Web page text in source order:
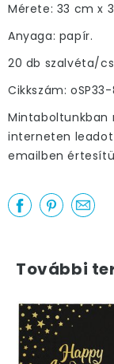
Mérete: 33 cm x
Anyaga: papír.
20 db szalvéta/
Cikkszám:
Mintaboltunkban
interneten
emailben
További